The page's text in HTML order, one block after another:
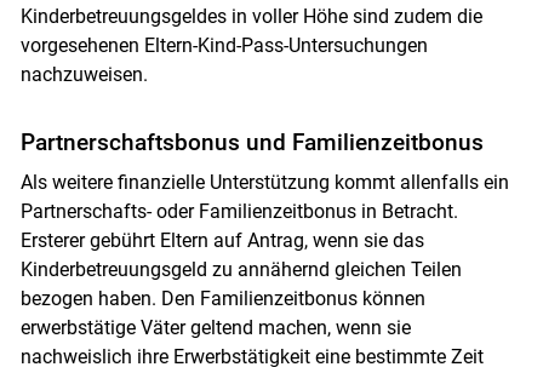
Kinderbetreuungsgeldes in voller Höhe sind zudem die
vorgesehenen Eltern-Kind-Pass-Untersuchungen
nachzuweisen.
Partnerschaftsbonus und Familienzeitbonus
Als weitere finanzielle Unterstützung kommt allenfalls ein
Partnerschafts- oder Familienzeitbonus in Betracht.
Ersterer gebührt Eltern auf Antrag, wenn sie das
Kinderbetreuungsgeld zu annähernd gleichen Teilen
bezogen haben. Den Familienzeitbonus können
erwerbstätige Väter geltend machen, wenn sie
nachweislich ihre Erwerbstätigkeit eine bestimmte Zeit